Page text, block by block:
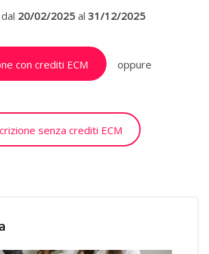
20/02/2025 al 31/12/2025
con crediti ECM
oppure
senza crediti ECM